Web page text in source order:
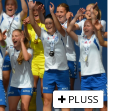
PLUSS